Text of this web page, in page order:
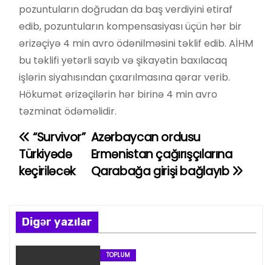
pozuntuların doğrudan da baş verdiyini etiraf
edib, pozuntuların kompensasiyası üçün hər bir
ərizəçiyə 4 min avro ödənilməsini təklif edib. AİHM
bu təklifi yetərli sayıb və şikayətin baxılacaq
işlərin siyahısından çıxarılmasına qərar verib.
Hökumət ərizəçilərin hər birinə 4 min avro
təzminat ödəməlidir.
Y
a
ı
n
Azərbaycan ordusu
Ermənistan çağırışçılarına
Qarabağa girişi bağlayıb
“Survivor”
Türkiyədə
keçiriləcək
Digər yazılar
TOPLUM